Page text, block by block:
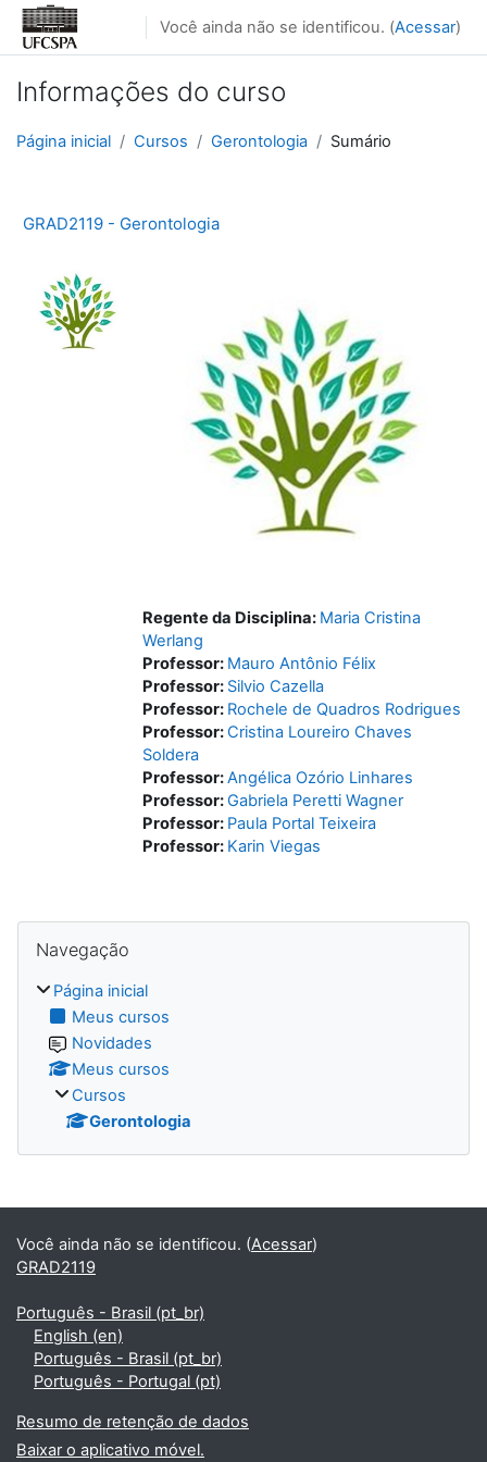
Ir para o conteúdo principal
Você ainda não se identificou. (Acessar)
Informações do curso
Página inicial Cursos Gerontologia Sumário
GRAD2119 - Gerontologia
Regente da Disciplina: Maria Cristina
Werlang
Professor: Mauro Antônio Félix
Professor: Silvio Cazella
Professor: Rochele de Quadros Rodrigues
Professor:Cristina Loureiro Chaves
Soldera
Professor:Angélica Ozório Linhares
Professor:Gabriela Peretti Wagner
Professor: Paula Portal Teixeira
Professor: Karin Viegas
Blocos
Navegação
Página inicial
Meus cursos
Novidades
Meus cursos
Cursos
Gerontologia
Blocos
Você ainda não se identificou. (Acessar)
GRAD2119
Português - Brasil ‎(pt_br)‎
English ‎(en)‎
Português - Brasil ‎(pt_br)‎
Português - Portugal ‎(pt)‎
Resumo de retenção de dados
Baixar o aplicativo móvel.